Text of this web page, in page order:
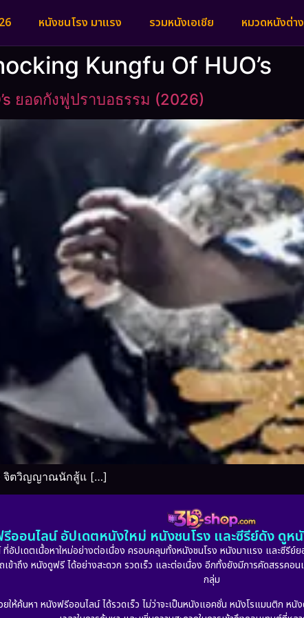
หนังชนโรง มาแรง รวมหนังเอเชีย หมวดหนังต่า
Kungfu Of HUO’s
ยอดกังฟูปราบอธรรม (2026)
จิตวิญญาณนักสู้แ […]
ออนไลน์ อัปเดตหนังใหม่ หนังชนโรง และซีรีย์ดัง ดูห
เดตเนื้อหาใหม่อย่างต่อเนื่อง ครอบคลุมทั้งหนังชนโรง หนังมาแรง และซีรีย์
เข้าถึง หนังดูฟรี ได้อย่างสะดวก รวดเร็ว และต่อเนื่อง อีกทั้งยังมีการคัดสรร
กลุ่ม
ให้ค้นหา หนังฟรีออนไลน์ ได้รวดเร็ว ไม่ว่าจะเป็นหนังแอคชั่น หนังโรแมนติก